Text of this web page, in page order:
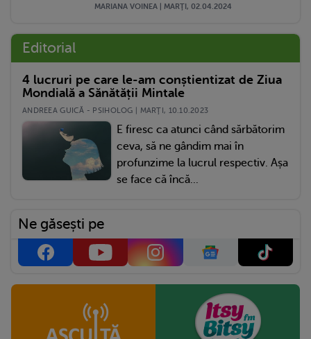
MARIANA VOINEA | MARŢI, 02.04.2024
Editorial
4 lucruri pe care le-am conștientizat de Ziua
Mondială a Sănătății Mintale
ANDREEA GUICĂ - PSIHOLOG | MARŢI, 10.10.2023
E firesc ca atunci când sărbătorim
ceva, să ne gândim mai în
profunzime la lucrul respectiv. Așa
se face că încă...
Ne găsești pe